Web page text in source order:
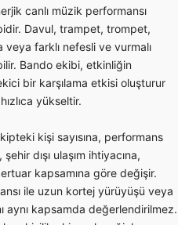
canlı müzik performansı
Davul, trampet, trompet,
farklı nefesli ve vurmalı
Bando ekibi, etkinliğin
bir karşılama etkisi oluşturur
yükseltir.
kişi sayısına, performans
dışı ulaşım ihtiyacına,
kapsamına göre değişir.
ile uzun kortej yürüyüşü veya
aynı kapsamda değerlendirilmez.